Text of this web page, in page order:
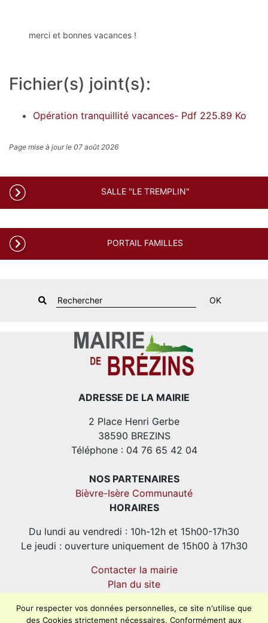
merci et bonnes vacances !
Fichier(s) joint(s):
Opération tranquillité vacances- Pdf 225.89 Ko
Page mise à jour le 07 août 2026
SALLE "LE TREMPLIN"
PORTAIL FAMILLES
OK
ADRESSE DE LA MAIRIE
2 Place Henri Gerbe
38590 BREZINS
Téléphone : 04 76 65 42 04
NOS PARTENAIRES
Bièvre-Isère Communauté
HORAIRES
Du lundi au vendredi : 10h-12h et 15h00-17h30
Le jeudi : ouverture uniquement de 15h00 à 17h30
Contacter la mairie
Plan du site
Confidentialité
Pour respecter vos données personnelles, ce site n'utilise que
des Cookies strictement nécessaires. Conformément aux